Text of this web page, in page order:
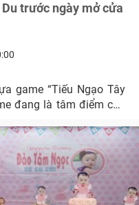
trước ngày mở cửa
game “Tiếu Ngạo Tây
đang là tâm điểm của